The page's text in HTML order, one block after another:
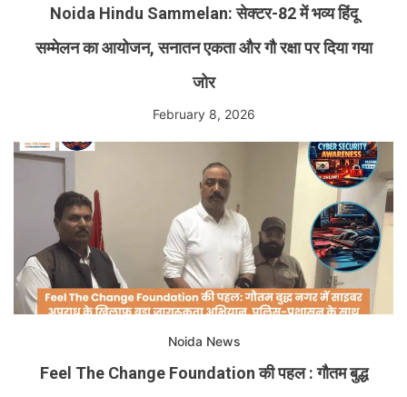
Noida Hindu Sammelan: सेक्टर-82 में भव्य हिंदू
सम्मेलन का आयोजन, सनातन एकता और गौ रक्षा पर दिया गया
जोर
February 8, 2026
Noida News
Feel The Change Foundation की पहल : गौतम बुद्ध